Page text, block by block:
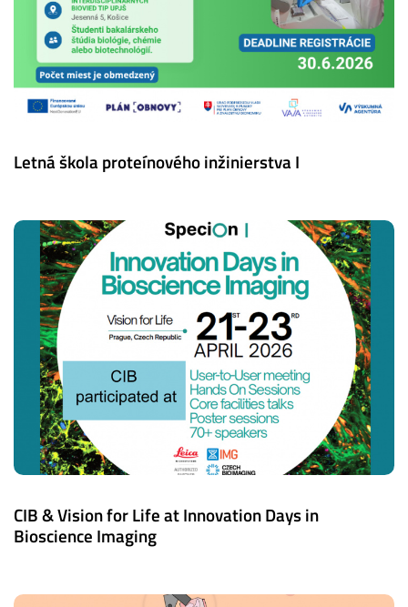
Letná škola proteínového inžinierstva I
CIB & Vision for Life at Innovation Days in
Bioscience Imaging